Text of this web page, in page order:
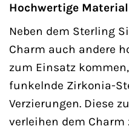
Hochwertige
Neben dem Sterling
Charm auch andere
zum Einsatz
funkelnde Zirkonia-
Verzierungen. Diese
verleihen dem